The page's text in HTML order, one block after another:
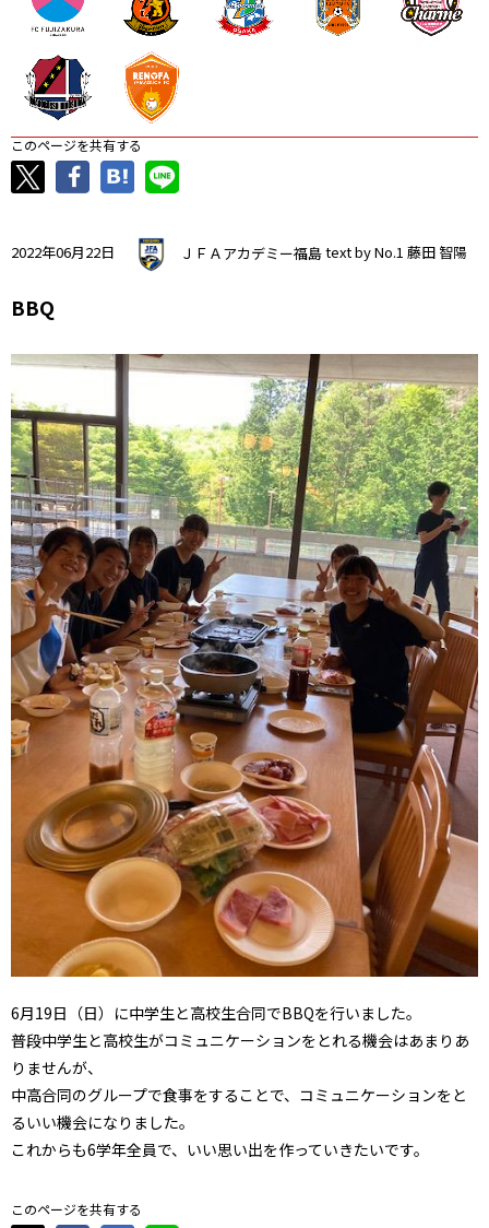
このページを共有する
2022年06月22日 ＪＦＡアカデミー福島text by No.1 藤田 智陽
BBQ
6月19日（日）に中学生と高校生合同でBBQを行いました。
普段中学生と高校生がコミュニケーションをとれる機会はあまりあ
りませんが、
中高合同のグループで食事をすることで、コミュニケーションをと
るいい機会になりました。
これからも6学年全員で、いい思い出を作っていきたいです。
このページを共有する